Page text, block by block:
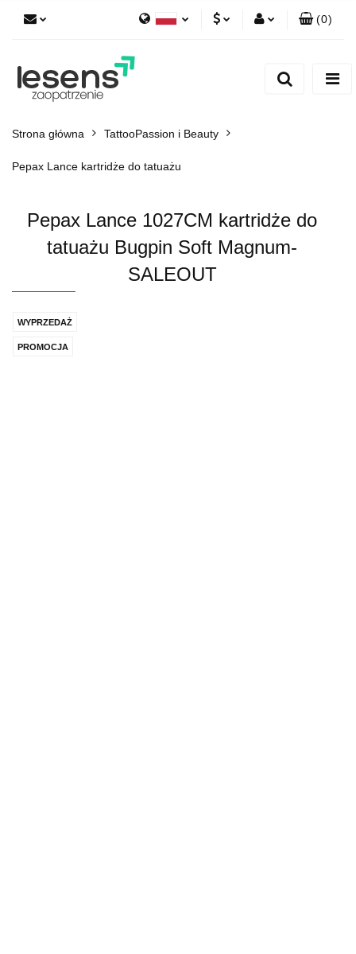
(0)
Strona główna TattooPassion i Beauty
Pepax Lance kartridże do tatuażu
Pepax Lance 1027CM kartridże do
tatuażu Bugpin Soft Magnum-
SALEOUT
WYPRZEDAŻ
PROMOCJA